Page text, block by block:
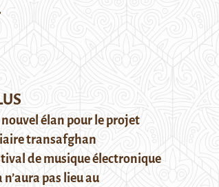
élan pour le projet
transafghan
de musique électronique
pas lieu au